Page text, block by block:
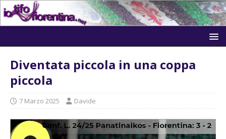
Diventata piccola in una coppa
piccola
7 Marzo 2025 Davide